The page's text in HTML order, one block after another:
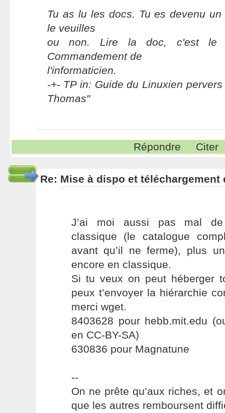
Tu as lu les docs. Tu es devenu
le veuilles
ou non. Lire la doc, c'est le
Commandement de
l'informaticien.
-+- TP in: Guide du Linuxien
Thomas"
Répondre Citer
Re: Mise à dispo et
J’ai moi aussi pas mal
classique (le catalogue
avant qu’il ne ferme), plus
encore en classique.
Si tu veux on peut héberger
peux t’envoyer la hiérarchie
merci wget.
8403628 pour hebb.mit.edu
en CC-BY-SA)
630836 pour Magnatune
--
On ne prête qu’aux riches, et
que les autres remboursent